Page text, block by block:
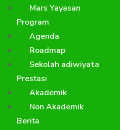
Mars Yayasan
Program
Agenda
Roadmap
Sekolah adiwiyata
Prestasi
Akademik
Non Akademik
Berita